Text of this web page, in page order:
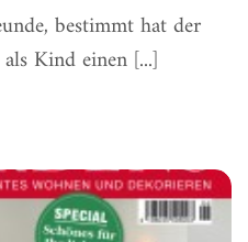
bestimmt hat der
Kind einen [...]